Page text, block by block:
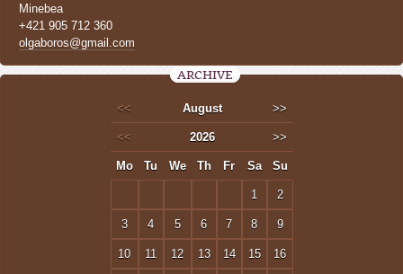
Minebea
+421 905 712 360
olgaboros@gmail.com
ARCHIVE
<< August >>
<< 2026 >>
Mo Tu We Th Fr Sa Su
1 2
3 4 5 6 7 8 9
10 11 12 13 14 15 16